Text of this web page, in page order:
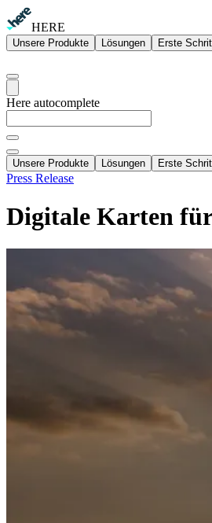
HERE
Unsere Produkte Lösungen Erste
Here autocomplete
Unsere Produkte Lösungen Erste
Press Release
Digitale Karten